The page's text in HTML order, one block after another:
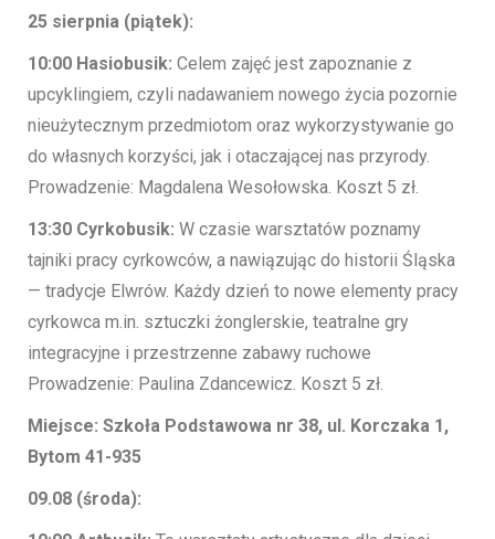
25 sierpnia (piątek):
10:00 Hasiobusik: Celem zajęć jest zapoznanie z
upcyklingiem, czyli nadawaniem nowego życia pozornie
nieużytecznym przedmiotom oraz wykorzystywanie go
do własnych korzyści, jak i otaczającej nas przyrody.
Prowadzenie: Magdalena Wesołowska. Koszt 5 zł.
13:30 Cyrkobusik: W czasie warsztatów poznamy
tajniki pracy cyrkowców, a nawiązując do historii Śląska
— tradycje Elwrów. Każdy dzień to nowe elementy pracy
cyrkowca m.in. sztuczki żonglerskie, teatralne gry
integracyjne i przestrzenne zabawy ruchowe
Prowadzenie: Paulina Zdancewicz. Koszt 5 zł.
Miejsce: Szkoła Podstawowa nr 38, ul. Korczaka 1,
Bytom 41-935
09.08 (środa):